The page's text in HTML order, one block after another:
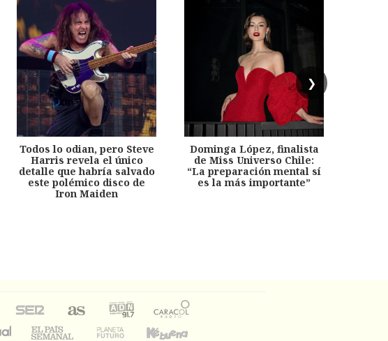
❯
Todos lo odian, pero Steve
Harris revela el único
detalle que habría salvado
este polémico disco de
Iron Maiden
Dominga López, finalista
de Miss Universo Chile:
“La preparación mental sí
es la más importante”